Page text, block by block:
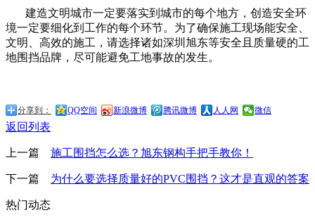
建造文明城市一定要落实到城市的每个地方，创造安全环
境一定要细化到工作的每个环节。为了确保施工现场能安全、
文明、高效的施工，请选择诸如深圳旭东等安全且质量硬的工
地围挡品牌，尽可能避免工地事故的发生。
分享到： QQ空间 新浪微博 腾讯微博 人人网 微信
返回列表
上一篇 施工围挡怎么选？旭东钢构手把手教你！
下一篇 为什么要选择质量好的PVC围挡？这才是直观的答案
热门动态